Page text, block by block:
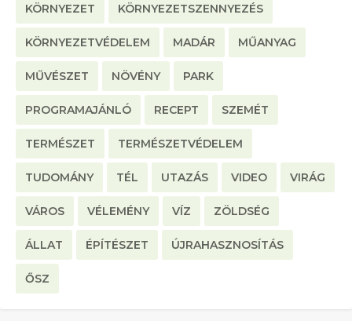
KÖRNYEZET KÖRNYEZETSZENNYEZÉS
KÖRNYEZETVÉDELEM MADÁR MŰANYAG
MŰVÉSZET NÖVÉNY PARK
PROGRAMAJÁNLÓ RECEPT SZEMÉT
TERMÉSZET TERMÉSZETVÉDELEM
TUDOMÁNY TÉL UTAZÁS VIDEO VIRÁG
VÁROS VÉLEMÉNY VÍZ ZÖLDSÉG
ÁLLAT ÉPÍTÉSZET ÚJRAHASZNOSÍTÁS
ŐSZ